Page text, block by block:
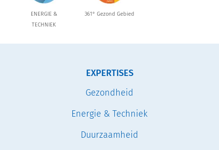
ENERGIE &
TECHNIEK
361° Gezond Gebied
EXPERTISES
Gezondheid
Energie & Techniek
Duurzaamheid